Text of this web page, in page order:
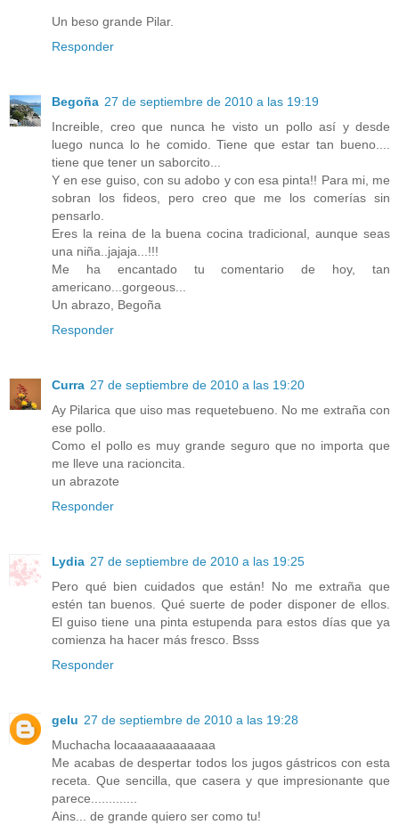
Un beso grande Pilar.
Responder
Begoña 27 de septiembre de 2010 a las 19:19
Increible, creo que nunca he visto un pollo así y desde
luego nunca lo he comido. Tiene que estar tan bueno....
tiene que tener un saborcito...
Y en ese guiso, con su adobo y con esa pinta!! Para mi, me
sobran los fideos, pero creo que me los comerías sin
pensarlo.
Eres la reina de la buena cocina tradicional, aunque seas
una niña..jajaja...!!!
Me ha encantado tu comentario de hoy, tan
americano...gorgeous...
Un abrazo, Begoña
Responder
Curra 27 de septiembre de 2010 a las 19:20
Ay Pilarica que uiso mas requetebueno. No me extraña con
ese pollo.
Como el pollo es muy grande seguro que no importa que
me lleve una racioncita.
un abrazote
Responder
Lydia 27 de septiembre de 2010 a las 19:25
Pero qué bien cuidados que están! No me extraña que
estén tan buenos. Qué suerte de poder disponer de ellos.
El guiso tiene una pinta estupenda para estos días que ya
comienza ha hacer más fresco. Bsss
Responder
gelu 27 de septiembre de 2010 a las 19:28
Muchacha locaaaaaaaaaaaa
Me acabas de despertar todos los jugos gástricos con esta
receta. Que sencilla, que casera y que impresionante que
parece.............
Ains... de grande quiero ser como tu!